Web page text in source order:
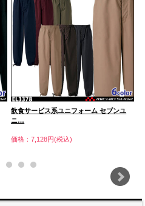
飲食サービス系ユニフォーム セブンユ
ニ…
価格：7,128円(税込)